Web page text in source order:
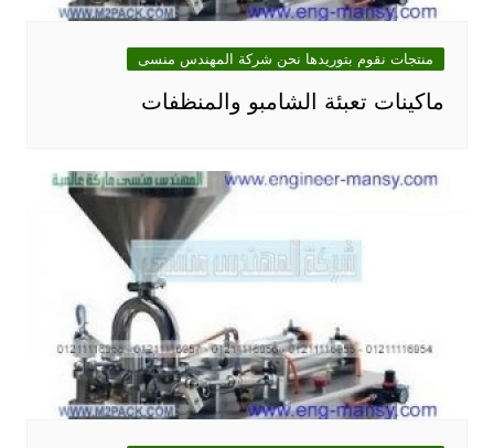
منتجات نقوم بتوريدها نحن شركة المهندس منسى
ماكينات تعبئة الشامبو والمنظفات